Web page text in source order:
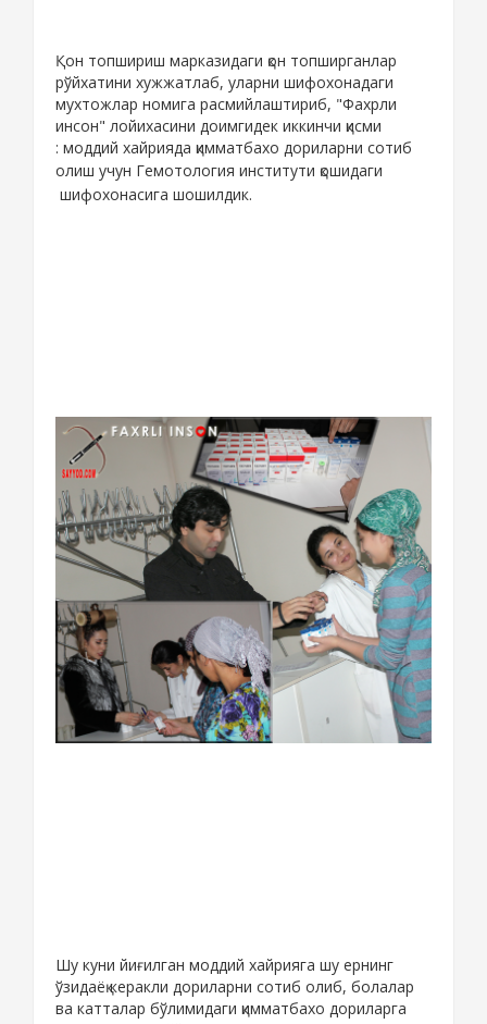
Қон топшириш марказидаги қон топширганлар
рўйхатини хужжатлаб, уларни шифохонадаги
мухтожлар номига расмийлаштириб, "Фахрли
инсон" лойихасини доимгидек иккинчи қисми
: моддий хайрияда қимматбахо дориларни сотиб
олиш учун Гемотология институти қошидаги
шифохонасига шошилдик.
Шу куни йиғилган моддий хайрияга шу ернинг
ўзидаёқ керакли дориларни сотиб олиб, болалар
ва катталар бўлимидаги қимматбахо дориларга